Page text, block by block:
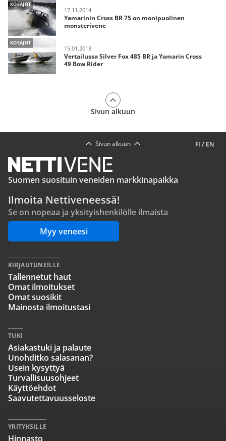
KOEAJOT
17.11.2014
Yamarinin Cross BR 75 on monipuolinen
monsterivene
KOEAJOT
15.01.2013
Vertailussa Silver Fox 485 BR ja Yamarin Cross
49 Bow Rider
Sivun alkuun
FI / EN
Sivun alkuun
Suomen suosituin veneiden markkinapaikka
Ilmoita Nettiveneessä!
Se on nopeaa ja yksityishenkilölle ilmaista
Myy veneesi
KIRJAUTUNEILLE
Tallennetut haut
Omat ilmoitukset
Omat suosikit
Mainosta ilmoitustasi
TUKI
Asiakastuki ja palaute
Unohditko salasanan?
Usein kysyttyä
Turvallisuusohjeet
Käyttöehdot
Saavutettavuusseloste
YRITYKSILLE
Hinnasto